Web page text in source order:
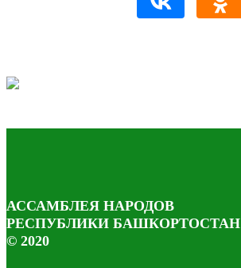
АССАМБЛЕЯ НАРОДОВ
РЕСПУБЛИКИ БАШКОРТОСТАН
© 2020